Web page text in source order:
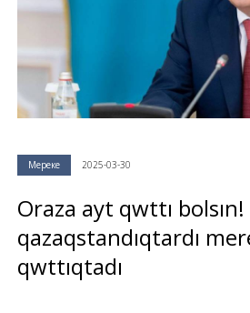
Мереке 2025-03-30
Oraza ayt qwttı
qazaqstandıqtardı
qwttıqtadı